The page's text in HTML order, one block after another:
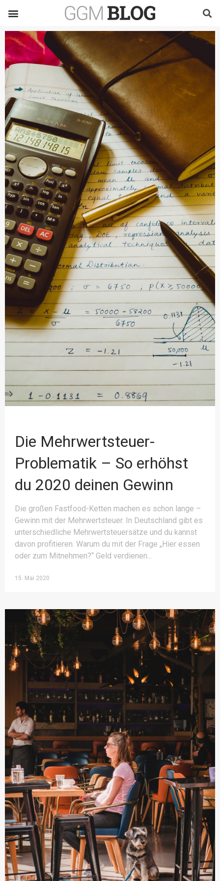
Die Mehrwertsteuer-
Problematik – So erhöhst
du 2020 deinen Gewinn
Die großen Fastfood-Ketten machen es schon lange –
Gewinn mit der Mehrwertsteuer. In Deutschland gibt es
unterschiedliche Mehrwertsteuersätze und du kannst
davon profitieren. Warum du mit der Frage „Hier essen
oder zum Mitnehmen?“ Geld verdienen
15. Mai 2020